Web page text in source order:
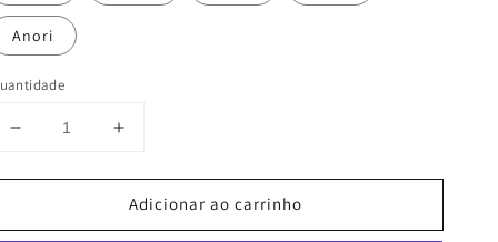
Anori
Diminuir
quantidade
Trela
Aumentar
quantidade
de
Trela
Adicionar ao carrinho